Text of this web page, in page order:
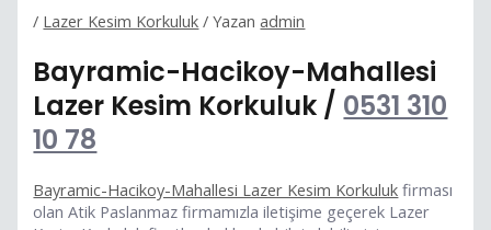
/ Lazer Kesim Korkuluk / Yazan admin
Bayramic-Hacikoy-Mahallesi
Lazer Kesim Korkuluk / 0531 310
10 78
Bayramic-Hacikoy-Mahallesi Lazer Kesim Korkuluk firması
olan Atik Paslanmaz firmamızla iletişime geçerek Lazer